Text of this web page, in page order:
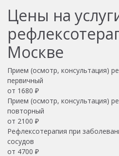
Цены на
Москве
Прием (осмотр, консультация)
первичный
от 1680 ₽
Прием (осмотр, консультация)
повторный
от 2100 ₽
Рефлексотерапия при
сосудов
от 4700 ₽